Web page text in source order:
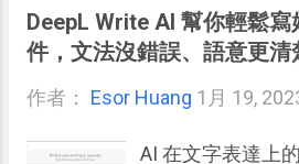
DeepL Write AI 幫你輕鬆寫
件，文法沒錯誤、語意更清
作者： Esor Huang 1月 19,
AI 在文字表達上